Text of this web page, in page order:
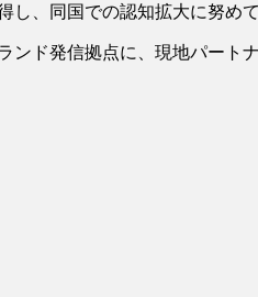
し、同国での認知拡大に努めて
ド発信拠点に、現地パート